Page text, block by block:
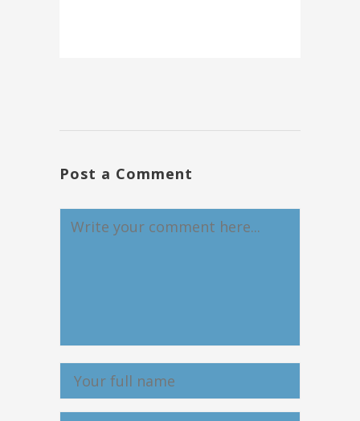
Post a Comment